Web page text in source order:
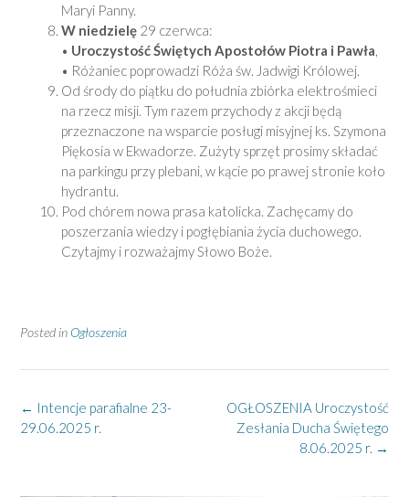
Maryi Panny.
W niedzielę 29 czerwca:
• Uroczystość Świętych Apostołów Piotra i Pawła,
• Różaniec poprowadzi Róża św. Jadwigi Królowej.
Od środy do piątku do południa zbiórka elektrośmieci
na rzecz misji. Tym razem przychody z akcji będą
przeznaczone na wsparcie posługi misyjnej ks. Szymona
Piękosia w Ekwadorze. Zużyty sprzęt prosimy składać
na parkingu przy plebani, w kącie po prawej stronie koło
hydrantu.
Pod chórem nowa prasa katolicka. Zachęcamy do
poszerzania wiedzy i pogłębiania życia duchowego.
Czytajmy i rozważajmy Słowo Boże.
Posted in Ogłoszenia
Post
navigation
OGŁOSZENIA Uroczystość
Zesłania Ducha Świętego
8.06.2025 r. →
← Intencje parafialne 23-
29.06.2025 r.